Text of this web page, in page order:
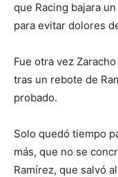
que Racing bajara
para evitar dolores
Fue otra vez
tras un rebote de
probado.
Solo quedó tiempo
más, que no se
Ramírez, que salvó